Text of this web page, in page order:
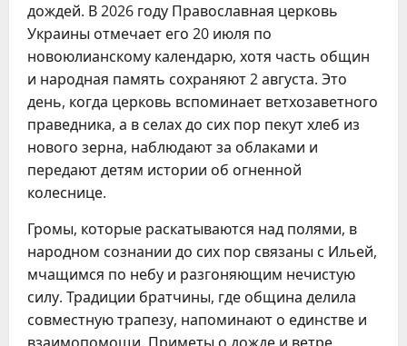
дождей. В 2026 году Православная церковь
Украины отмечает его 20 июля по
новоюлианскому календарю, хотя часть общин
и народная память сохраняют 2 августа. Это
день, когда церковь вспоминает ветхозаветного
праведника, а в селах до сих пор пекут хлеб из
нового зерна, наблюдают за облаками и
передают детям истории об огненной
колеснице.
Громы, которые раскатываются над полями, в
народном сознании до сих пор связаны с Ильей,
мчащимся по небу и разгоняющим нечистую
силу. Традиции братчины, где община делила
совместную трапезу, напоминают о единстве и